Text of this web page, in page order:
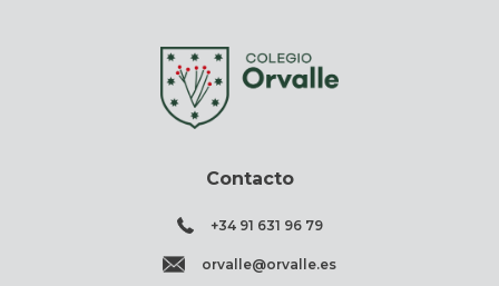
Contacto
+34 91 631 96 79
orvalle@orvalle.es